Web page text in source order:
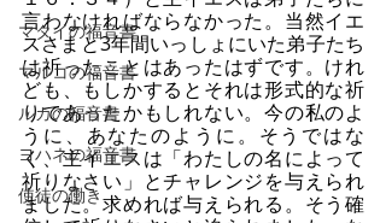
マタイの福音書
マルコの福音書
ルカの福音書
ヨハネの福音書
使徒の働き
言わなければならなかった。当然イエ
スさまと3年間いっしょにいた弟子たち
は祈ったことはあったはずです。けれ
ども、もしかするとそれは形式的な祈
りであったかもしれない。今の私のよ
うに、あなたのように。そうではな
く、主イエスは「わたしの名によって
祈りなさい」とチャレンジを与えられ
ました。求めれば与えられる。そう確